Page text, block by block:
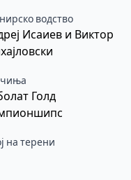
водство
Исаиев и Виктор
Голд
на терени